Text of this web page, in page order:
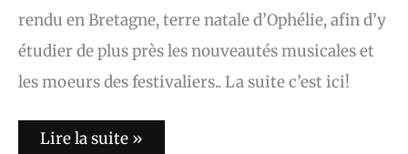
rendu en Bretagne, terre natale d’Ophélie, afin d’y
étudier de plus près les nouveautés musicales et
les moeurs des festivaliers.. La suite c’est ici!
Lire la suite »